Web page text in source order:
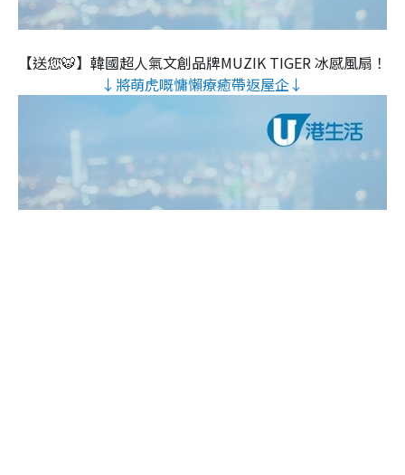
【送您🐯】韓國超人氣文創品牌MUZIK TIGER 冰感風扇！
↓將萌虎嘅慵懶療癒帶返屋企↓